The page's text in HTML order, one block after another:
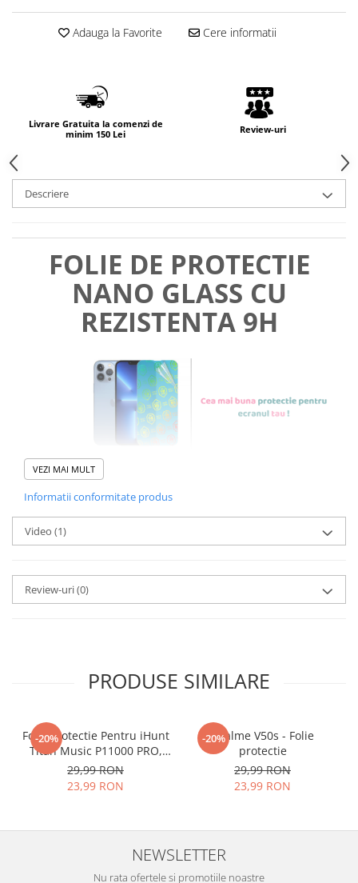
Adauga la Favorite Cere informatii
Livrare Gratuita la comenzi de
minim 150 Lei
Review-uri
Descriere
FOLIE DE PROTECTIE
NANO GLASS CU
REZISTENTA 9H
Foliile noastre sunt
tu.
Materialul folosit in
esteNano Glass flexibil.
AcestagaranteazacaNU SE
SPARGE in mii de cioburi
ascutite si periculoase.
zgarieturi si spargere, ci si
INTARESTE ecranul!
VEZI MAI MULT
Informatii conformitate produs
Video (1)
Review-uri(0)
PRODUSE SIMILARE
-20%
Folie Protectie Pentru iHunt
Titan Music P11000 PRO,
VDOO
29,99 RON
23,99 RON
-20%
Realme V50s - Folie
protectie
29,99 RON
23,99 RON
NEWSLETTER
Nu rata ofertele si promotiile noastre